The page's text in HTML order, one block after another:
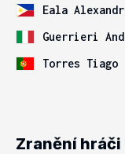
Eala
Guerrieri
Torres Tiago
Zranění hráči